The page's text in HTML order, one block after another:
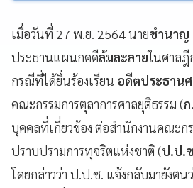
เมื่อวันที่ 27 พ.ย. 2564 นายชำนาญ
ประธานแผนกคดีล้มละลายในศาลฎี
กรณีที่ได้ยื่นร้องเรียน อดีตประธาน
คณะกรรมการตุลาการศาลยุติธรรม (
บุคคลที่เกี่ยวข้อง ต่อสำนักงานคณะก
ปราบปรามการทุจริตแห่งชาติ (ป.ป.
โดยกล่าวว่า ป.ป.ช. แจ้งกลับมายังตน